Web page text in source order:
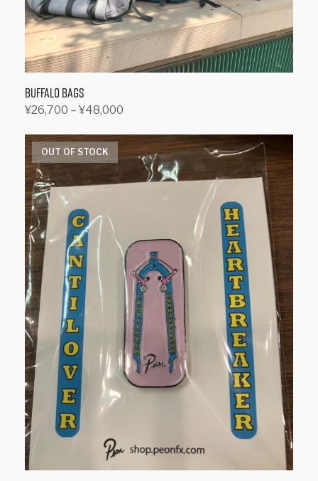
Buffalo Bags
¥26,700 – ¥48,000
¥26,700
–
¥48,000
こ
の
商
品
に
は
複
数
の
バ
リ
エ
ー
シ
ョ
ン
が
あ
り
ま
OUT OF STOCK